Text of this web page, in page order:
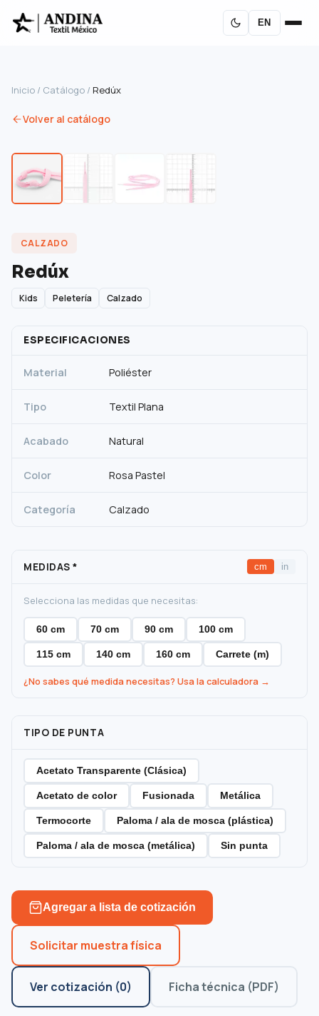
EN
Inicio / Catálogo / Redúx
Volver al catálogo
CALZADO
Redúx
Kids Peletería Calzado
ESPECIFICACIONES
Material Poliéster
Tipo Textil Plana
Acabado Natural
Color Rosa Pastel
Categoría Calzado
MEDIDAS * cm in
Selecciona las medidas que necesitas:
60 cm 70 cm 90 cm 100 cm
115 cm 140 cm 160 cm Carrete (m)
¿No sabes qué medida necesitas? Usa la calculadora →
TIPO DE PUNTA
Acetato Transparente (Clásica)
Acetato de color Fusionada Metálica
Termocorte Paloma / ala de mosca (plástica)
Paloma / ala de mosca (metálica) Sin punta
Agregar a lista de cotización
Solicitar muestra física
Ver cotización (0) Ficha técnica (PDF)